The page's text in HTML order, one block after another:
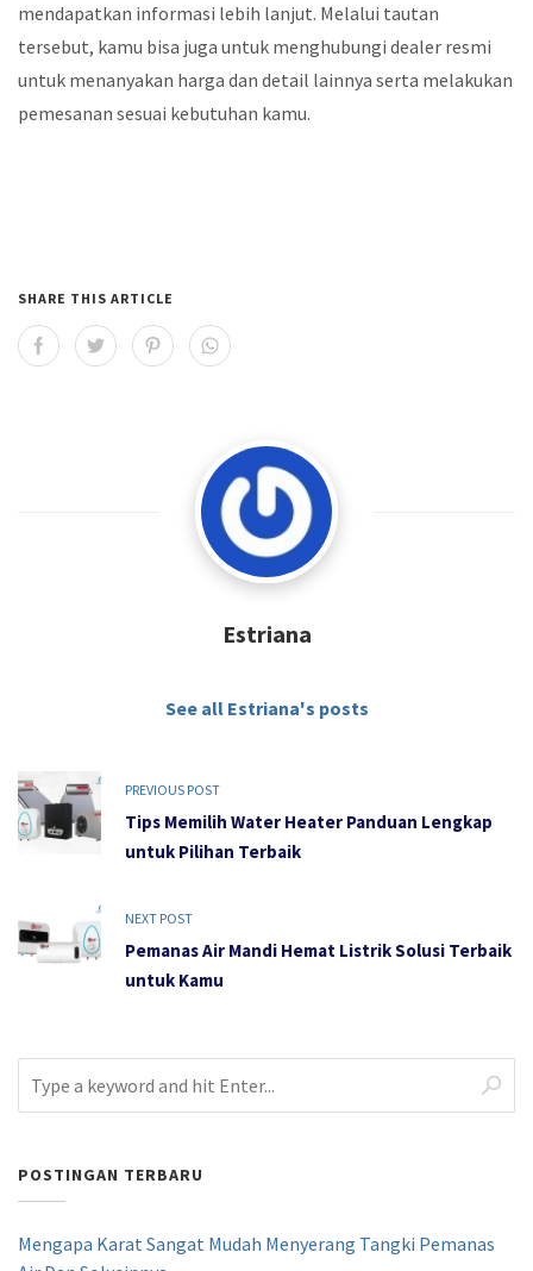
mendapatkan informasi lebih lanjut. Melalui tautan
tersebut, kamu bisa juga untuk menghubungi dealer resmi
untuk menanyakan harga dan detail lainnya serta melakukan
pemesanan sesuai kebutuhan kamu.
SHARE THIS ARTICLE
Estriana
See all Estriana's posts
PREVIOUS POST
Tips Memilih Water Heater Panduan Lengkap
untuk Pilihan Terbaik
NEXT POST
Pemanas Air Mandi Hemat Listrik Solusi Terbaik
untuk Kamu
POSTINGAN TERBARU
Mengapa Karat Sangat Mudah Menyerang Tangki Pemanas